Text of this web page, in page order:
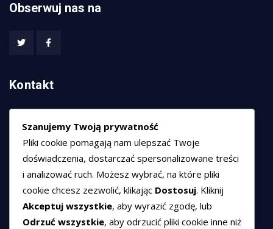
Obserwuj nas na
Kontakt
HEXCOM NETWORKS sp. z o.o.
ul. Marsz. Józefa Piłsudskiego 74/320,
50-020 Wrocław
+48 789 594 102
sprzedaz@hexssl.pl
Dokumenty
Szanujemy Twoją prywatność
Pliki cookie pomagają nam ulepszać Twoje
doświadczenia, dostarczać spersonalizowane treści
i analizować ruch. Możesz wybrać, na które pliki
cookie chcesz zezwolić, klikając Dostosuj. Kliknij
Akceptuj wszystkie, aby wyrazić zgodę, lub
Odrzuć wszystkie, aby odrzucić pliki cookie inne niż